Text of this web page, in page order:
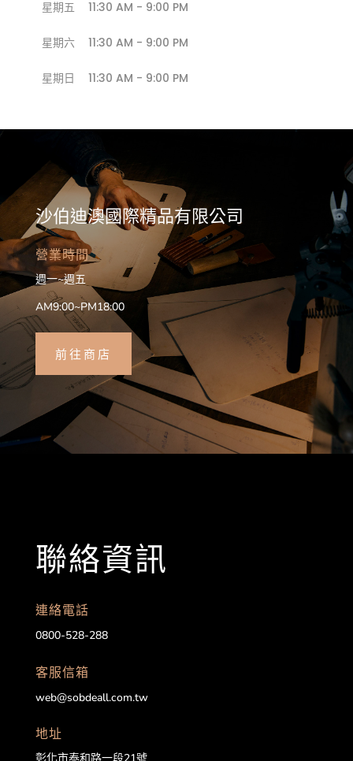
星期五 11:30 AM - 9:00 PM
星期六 11:30 AM - 9:00 PM
星期日 11:30 AM - 9:00 PM
沙伯迪澳國際精品有限公司
營業時間
週一~週五
AM9:00~PM18:00
前往商店
聯絡資訊
連絡電話
0800-528-288
客服信箱
web@sobdeall.com.tw
地址